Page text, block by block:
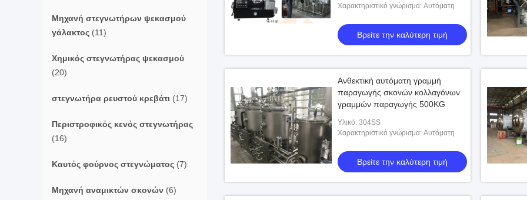
Μηχανή στεγνωτήρων ψεκασμού
γάλακτος (11)
Χημικός στεγνωτήρας ψεκασμού
(20)
στεγνωτήρα ρευστού κρεβάτι (17)
Περιστροφικός κενός στεγνωτήρας
(16)
Καυτός φούρνος στεγνώματος (7)
Μηχανή αναμικτών σκονών (6)
Χαρακτηριστικό γνώρισμα: Αυτόματη
Βρείτε την καλύτερη τιμή
Ανθεκτική αυτόματη γραμμή
παραγωγής σκονών κολλαγόνων
γραμμών παραγωγής 500KG
Υλικό: 304SS
Χαρακτηριστικό γνώρισμα: Αυτόματη
Βρείτε την καλύτερη τιμή